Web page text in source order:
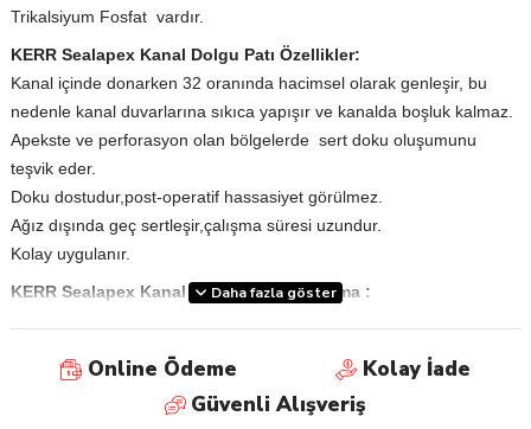
Trikalsiyum Fosfat vardır.
KERR Sealapex Kanal Dolgu Patı Özellikler:
Kanal içinde donarken 32 oranında hacimsel olarak genleşir, bu
nedenle kanal duvarlarına sıkıca yapışır ve kanalda boşluk kalmaz.
Apekste ve perforasyon olan bölgelerde sert doku oluşumunu
teşvik eder.
Doku dostudur,post-operatif hassasiyet görülmez.
Ağız dışında geç sertleşir,çalışma süresi uzundur.
Kolay uygulanır.
KERR Sealapex Kanal Dolgu Patı Uygulama :
1 x 12 gr Baz
Daha fazla göster
Online Ödeme
Kolay İade
Güvenli Alışveriş